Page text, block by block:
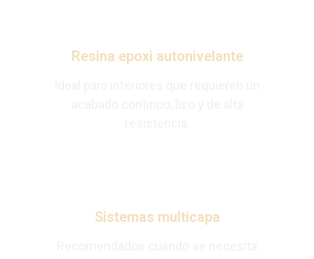
Resina epoxi autonivelante
Sistemas multicapa